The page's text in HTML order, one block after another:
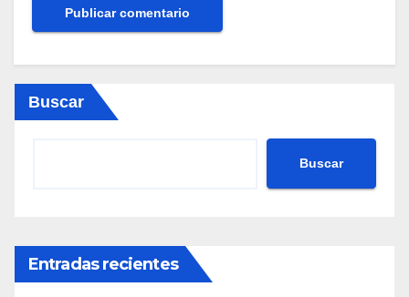
Buscar
Buscar
Entradas recientes